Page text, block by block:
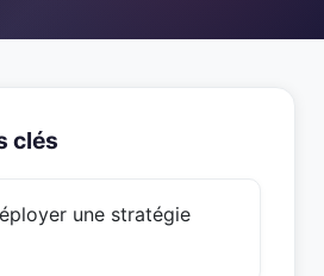
clés
une stratégie